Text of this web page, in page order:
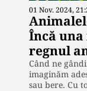
01 Nov. 2024,
Încă
regnul
Când ne
imaginăm
sau bere. Cu